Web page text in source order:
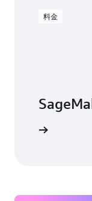
料金